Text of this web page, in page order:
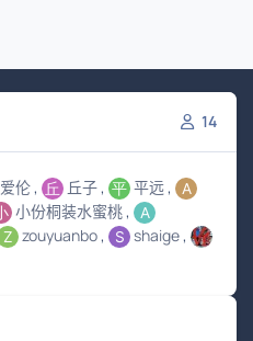
14
爱伦 丘子
平远
小份桐装水蜜桃
zouyuanbo
shaige